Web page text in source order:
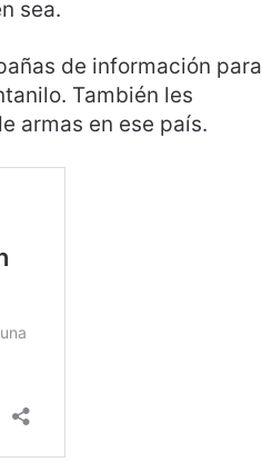
sea.
de información para
También les
armas en ese país.